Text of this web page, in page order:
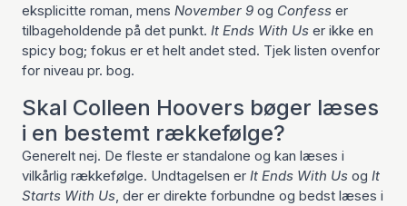
eksplicitte roman, mens November 9 og Confess er
tilbageholdende på det punkt. It Ends With Us er ikke en
spicy bog; fokus er et helt andet sted. Tjek listen ovenfor
for niveau pr. bog.
Skal Colleen Hoovers bøger læses
i en bestemt rækkefølge?
Generelt nej. De fleste er standalone og kan læses i
vilkårlig rækkefølge. Undtagelsen er It Ends With Us og It
Starts With Us, der er direkte forbundne og bedst læses i